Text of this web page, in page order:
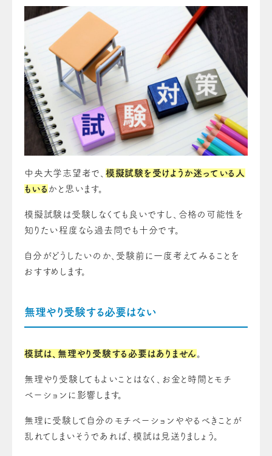
中央大学志望者で、 模擬試験を受けようか迷っている人
もいる かと思います。
模擬試験は受験しなくても良いですし、合格の可能性を
知りたい程度なら過去問でも十分です。
自分がどうしたいのか、受験前に一度考えてみることを
おすすめします。
無理やり受験する必要はない
模試は、無理やり受験する必要はありません
無理やり受験してもよいことはなく、お金と時間とモチ
ベーションに影響します。
無理に受験して自分のモチベーションややるべきことが
乱れてしまいそうであれば、模試は見送りましょう。